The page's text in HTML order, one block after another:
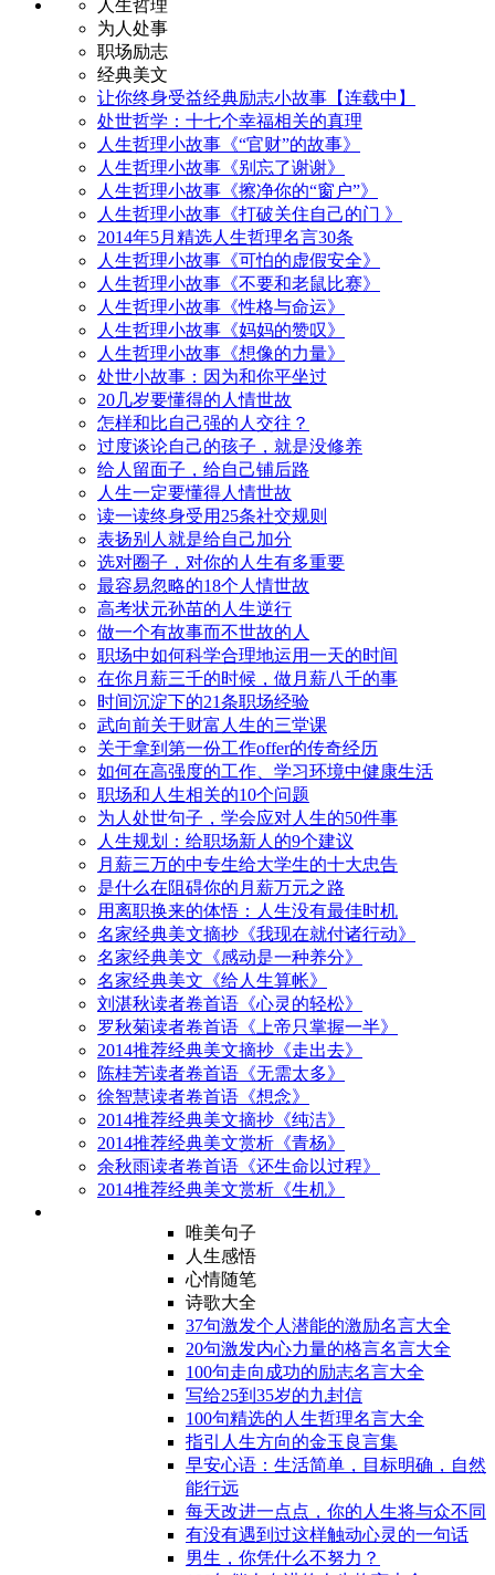
人生哲理
为人处事
职场励志
经典美文
让你终身受益经典励志小故事【连载中】
处世哲学：十七个幸福相关的真理
人生哲理小故事《“官财”的故事》
人生哲理小故事《别忘了谢谢》
人生哲理小故事《擦净你的“窗户”》
人生哲理小故事《打破关住自己的门 》
2014年5月精选人生哲理名言30条
人生哲理小故事《可怕的虚假安全》
人生哲理小故事《不要和老鼠比赛》
人生哲理小故事《性格与命运》
人生哲理小故事《妈妈的赞叹》
人生哲理小故事《想像的力量》
处世小故事：因为和你平坐过
20几岁要懂得的人情世故
怎样和比自己强的人交往？
过度谈论自己的孩子，就是没修养
给人留面子，给自己铺后路
人生一定要懂得人情世故
读一读终身受用25条社交规则
表扬别人就是给自己加分
选对圈子，对你的人生有多重要
最容易忽略的18个人情世故
高考状元孙苗的人生逆行
做一个有故事而不世故的人
职场中如何科学合理地运用一天的时间
在你月薪三千的时候，做月薪八千的事
时间沉淀下的21条职场经验
武向前关于财富人生的三堂课
关于拿到第一份工作offer的传奇经历
如何在高强度的工作、学习环境中健康生活
职场和人生相关的10个问题
为人处世句子，学会应对人生的50件事
人生规划：给职场新人的9个建议
月薪三万的中专生给大学生的十大忠告
是什么在阻碍你的月薪万元之路
用离职换来的体悟：人生没有最佳时机
名家经典美文摘抄《我现在就付诸行动》
名家经典美文《感动是一种养分》
名家经典美文《给人生算帐》
刘湛秋读者卷首语《心灵的轻松》
罗秋菊读者卷首语《上帝只掌握一半》
2014推荐经典美文摘抄《走出去》
陈桂芳读者卷首语《无需太多》
徐智慧读者卷首语《想念》
2014推荐经典美文摘抄《纯洁》
2014推荐经典美文赏析《青杨》
余秋雨读者卷首语《还生命以过程》
2014推荐经典美文赏析《生机》
唯美句子
人生感悟
心情随笔
诗歌大全
37句激发个人潜能的激励名言大全
20句激发内心力量的格言名言大全
100句走向成功的励志名言大全
写给25到35岁的九封信
100句精选的人生哲理名言大全
指引人生方向的金玉良言集
早安心语：生活简单，目标明确，自然
能行远
每天改进一点点，你的人生将与众不同
有没有遇到过这样触动心灵的一句话
男生，你凭什么不努力？